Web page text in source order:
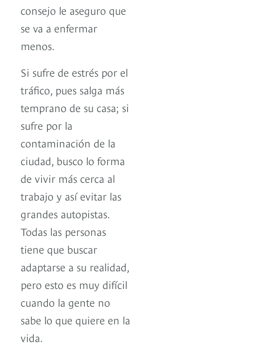
consejo le aseguro que
se va a enfermar
menos.
Si sufre de estrés por el
tráfico, pues salga más
temprano de su casa; si
sufre por la
contaminación de la
ciudad, busco lo forma
de vivir más cerca al
trabajo y así evitar las
grandes autopistas.
Todas las personas
tiene que buscar
adaptarse a su realidad,
pero esto es muy difícil
cuando la gente no
sabe lo que quiere en la
vida.